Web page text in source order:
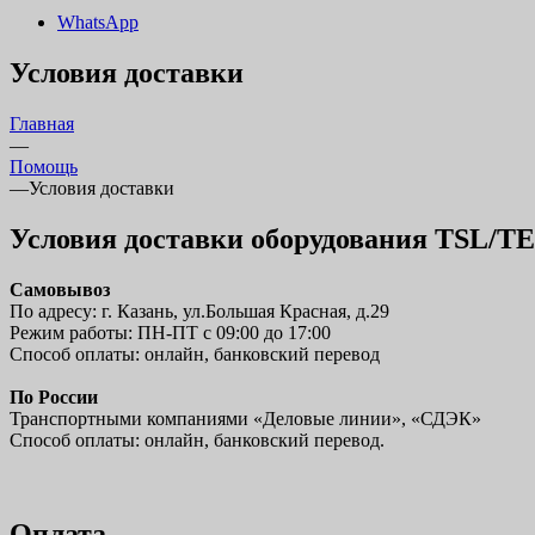
WhatsApp
Условия доставки
Главная
—
Помощь
—Условия доставки
Условия доставки оборудования TSL/
Самовывоз
По адресу: г. Казань, ул.Большая Красная, д.29
Режим работы: ПН-ПТ с 09:00 до 17:00
Способ оплаты: онлайн, банковский перевод
По России
Транспортными компаниями «Деловые линии», «СДЭК»
Способ оплаты: онлайн, банковский перевод.